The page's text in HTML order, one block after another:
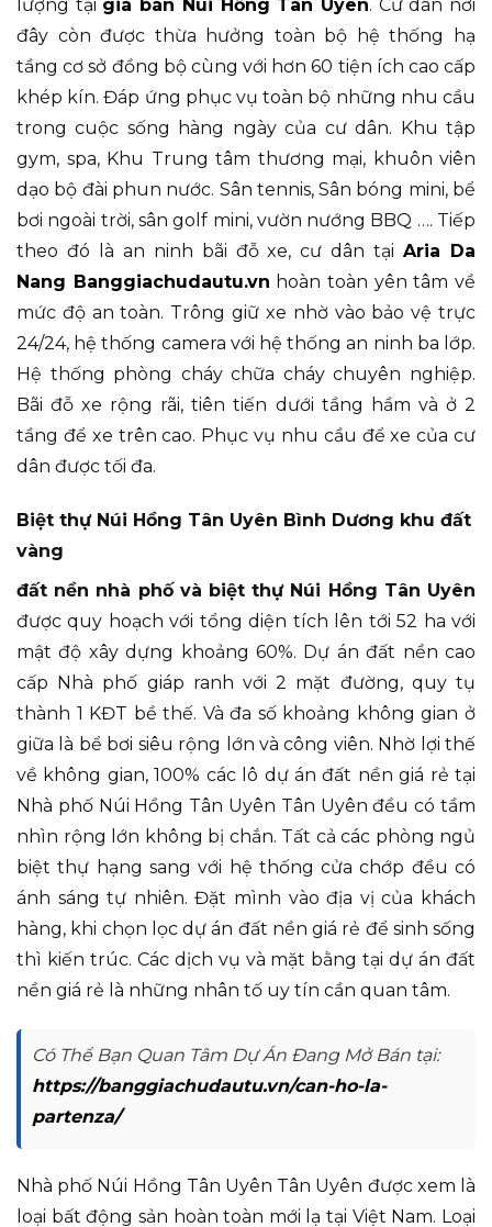
lượng tại giá bán Núi Hồng Tân Uyên. Cư dân nơi
đây còn được thừa hưởng toàn bộ hệ thống hạ
tầng cơ sở đồng bộ cùng với hơn 60 tiện ích cao cấp
khép kín. Đáp ứng phục vụ toàn bộ những nhu cầu
trong cuộc sống hàng ngày của cư dân. Khu tập
gym, spa, Khu Trung tâm thương mại, khuôn viên
dạo bộ đài phun nước. Sân tennis, Sân bóng mini, bể
bơi ngoài trời, sân golf mini, vườn nướng BBQ …. Tiếp
theo đó là an ninh bãi đỗ xe, cư dân tạiAria Da
Nang Banggiachudautu.vn hoàn toàn yên tâm về
mức độ an toàn. Trông giữ xe nhờ vào bảo vệ trực
24/24, hệ thống camera với hệ thống an ninh ba lớp.
Hệ thống phòng cháy chữa cháy chuyên nghiệp.
Bãi đỗ xe rộng rãi, tiên tiến dưới tầng hầm và ở 2
tầng để xe trên cao. Phục vụ nhu cầu để xe của cư
dân được tối đa.
Biệt thự Núi Hồng Tân Uyên Bình Dương khu đất
vàng
đất nền nhà phố và biệt thự Núi Hồng Tân Uyên
được quy hoạch với tổng diện tích lên tới 52 ha với
mật độ xây dựng khoảng 60%. Dự án đất nền cao
cấp Nhà phố giáp ranh với 2 mặt đường, quy tụ
thành 1 KĐT bề thế. Và đa số khoảng không gian ở
giữa là bể bơi siêu rộng lớn và công viên. Nhờ lợi thế
về không gian, 100% các lô dự án đất nền giá rẻ tại
Nhà phố Núi Hồng Tân Uyên Tân Uyên đều có tầm
nhìn rộng lớn không bị chắn. Tất cả các phòng ngủ
biệt thự hạng sang với hệ thống cửa chớp đều có
ánh sáng tự nhiên. Đặt mình vào địa vị của khách
hàng, khi chọn lọc dự án đất nền giá rẻ để sinh sống
thì kiến trúc. Các dịch vụ và mặt bằng tại dự án đất
nền giá rẻ là những nhân tố uy tín cần quan tâm.
Có Thể Bạn Quan Tâm Dự Án Đang Mở Bán tại:
https://banggiachudautu.vn/can-ho-la-
partenza/
Nhà phố Núi Hồng Tân Uyên Tân Uyên được xem là
loại bất động sản hoàn toàn mới lạ tại Việt Nam. Loại